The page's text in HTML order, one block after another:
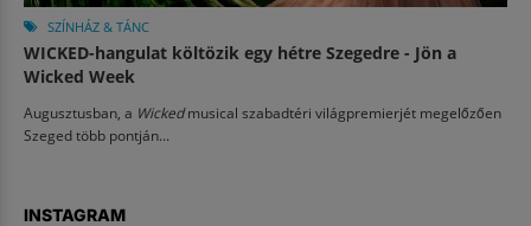
SZÍNHÁZ & TÁNC
WICKED-hangulat költözik egy hétre Szegedre - Jön a
Wicked Week
Augusztusban, a Wickedmusical szabadtéri világpremierjét megelőzően
Szeged több pontján...
INSTAGRAM